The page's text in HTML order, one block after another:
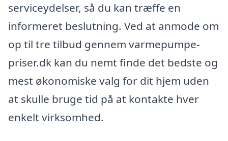
serviceydelser, så du kan træffe en
informeret beslutning. Ved at anmode om
op til tre tilbud gennem varmepumpe-
priser.dk kan du nemt finde det bedste og
mest økonomiske valg for dit hjem uden
at skulle bruge tid på at kontakte hver
enkelt virksomhed.